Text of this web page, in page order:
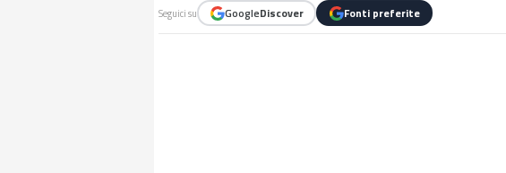
Seguici su GoogleDiscover Fonti preferite